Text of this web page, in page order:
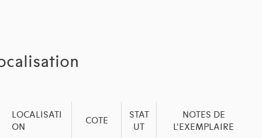
LOCALISATI
ON
COTE
STAT
UT
NOTES DE
L'EXEMPLAIRE